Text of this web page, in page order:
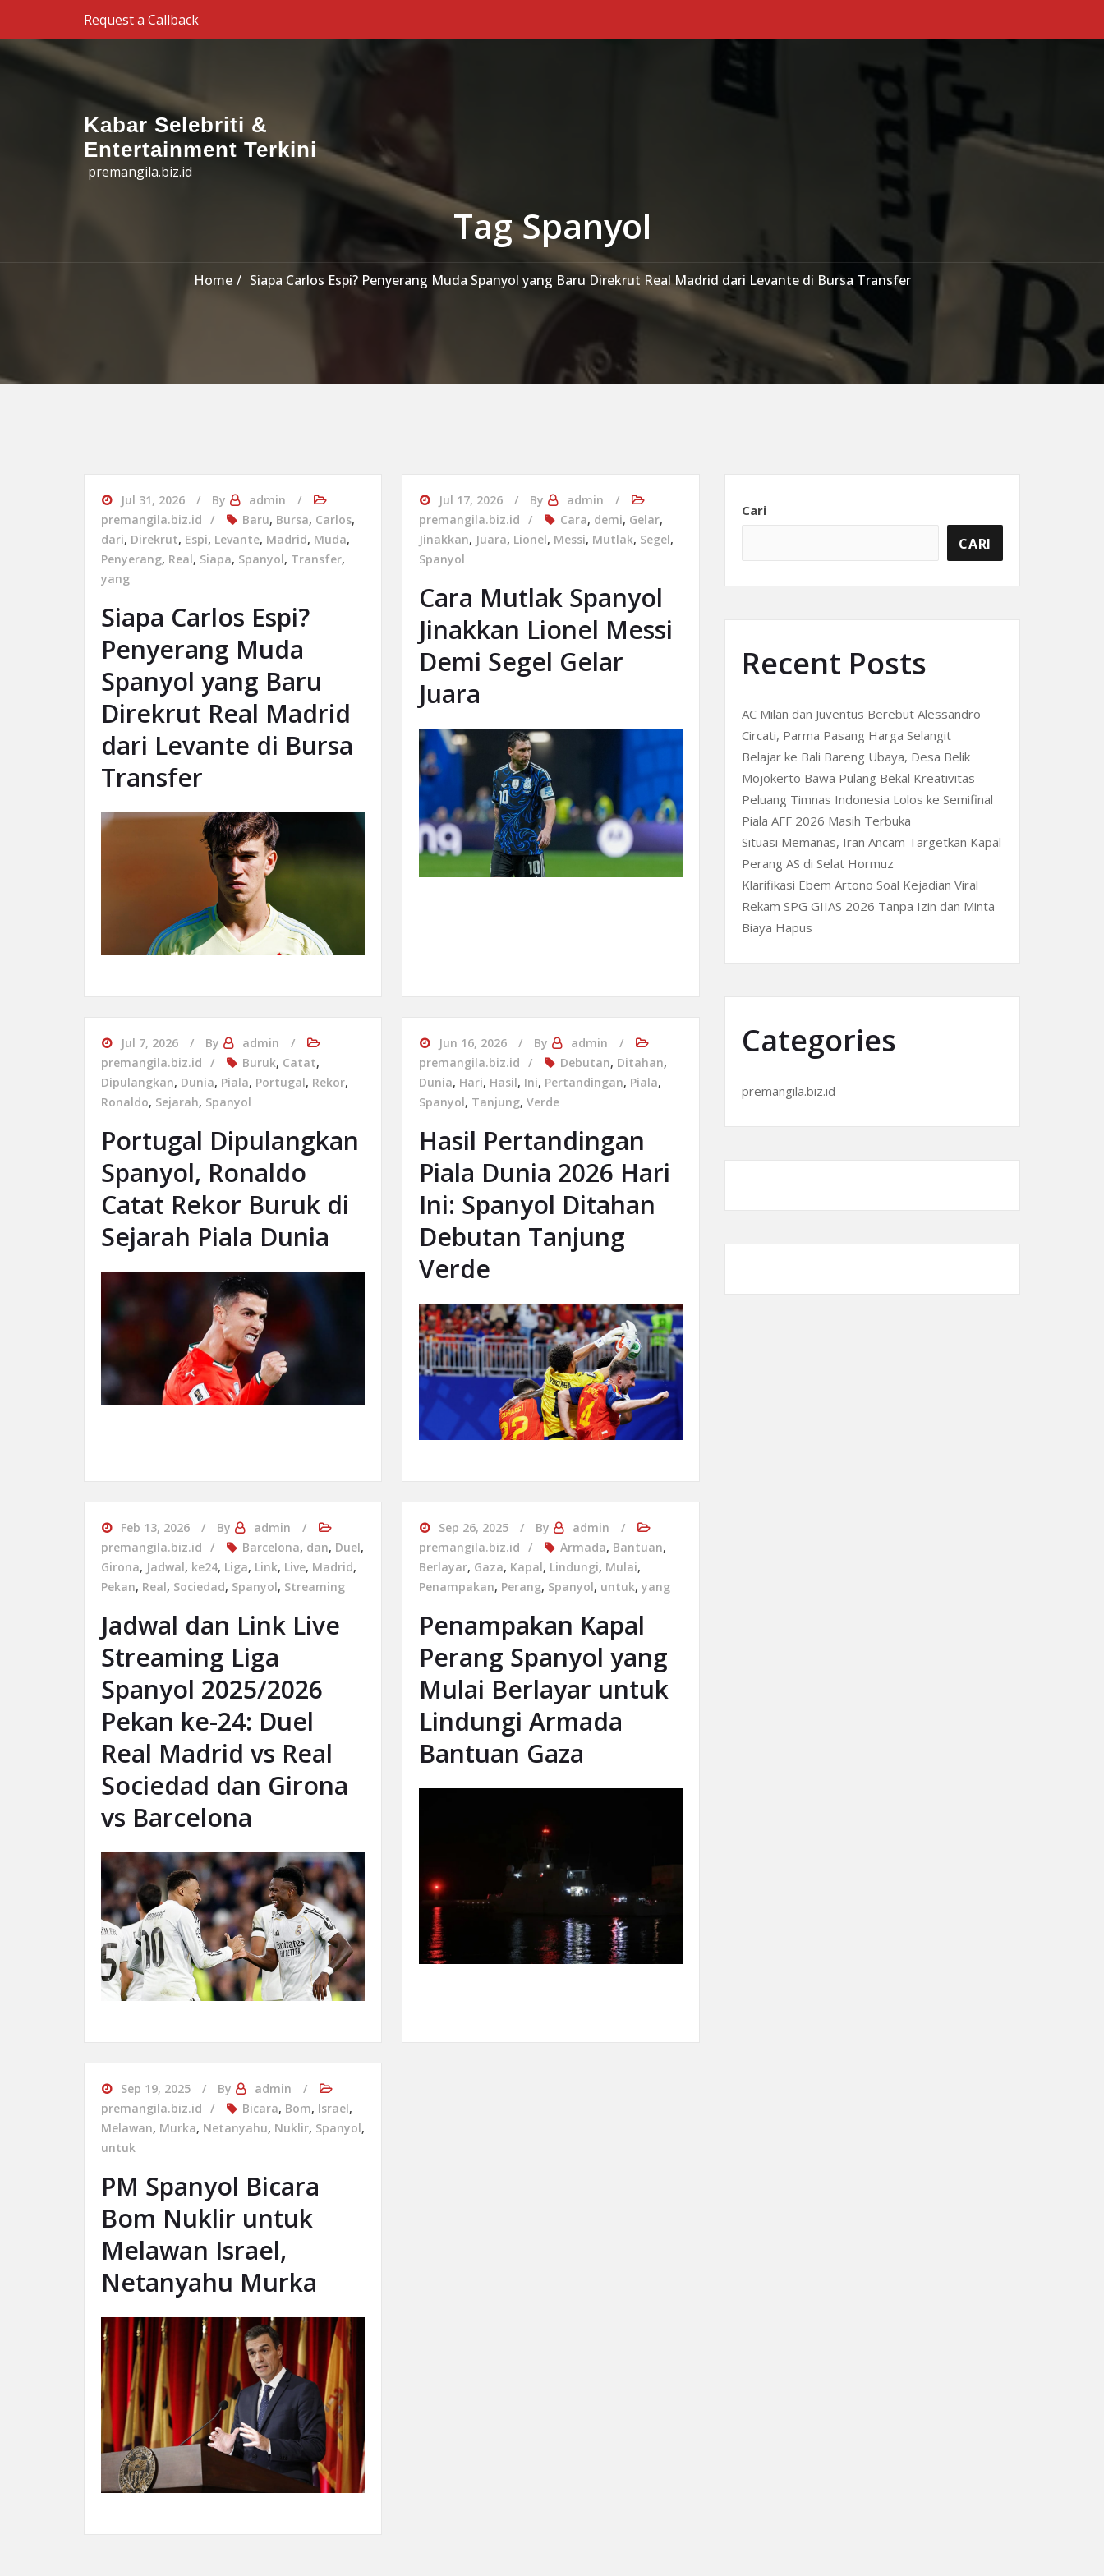
Skip to the contentRequest a Callback
Kabar Selebriti &
Entertainment Terkini
premangila.biz.id
Primary Menu
Tag Spanyol
Home Siapa Carlos Espi? Penyerang Muda Spanyol yang Baru Direkrut Real Madrid dari Levante di Bursa Transfer
Jul 31, 2026 By
admin
premangila.biz.id
Baru, Bursa, Carlos,
dari, Direkrut, Espi, Levante, Madrid, Muda,
Penyerang, Real, Siapa, Spanyol, Transfer,
yang
Siapa Carlos Espi?
Penyerang Muda
Spanyol yang Baru
Direkrut Real Madrid
dari Levante di Bursa
Transfer
Jul 17, 2026 By
admin
premangila.biz.id
Cara, demi, Gelar,
Jinakkan, Juara, Lionel, Messi, Mutlak, Segel,
Spanyol
Cara Mutlak Spanyol
Jinakkan Lionel Messi
Demi Segel Gelar
Juara
Jul 7, 2026 By
admin
premangila.biz.id
Buruk, Catat,
Dipulangkan, Dunia, Piala, Portugal, Rekor,
Ronaldo, Sejarah, Spanyol
Portugal Dipulangkan
Spanyol, Ronaldo
Catat Rekor Buruk di
Sejarah Piala Dunia
Jun 16, 2026 By
admin
premangila.biz.id
Debutan, Ditahan,
Dunia, Hari, Hasil, Ini, Pertandingan, Piala,
Spanyol, Tanjung, Verde
Hasil Pertandingan
Piala Dunia 2026 Hari
Ini: Spanyol Ditahan
Debutan Tanjung
Verde
Feb 13, 2026 By
admin
premangila.biz.id
Barcelona, dan, Duel,
Girona, Jadwal, ke24, Liga, Link, Live, Madrid,
Pekan, Real, Sociedad, Spanyol, Streaming
Jadwal dan Link Live
Streaming Liga
Spanyol 2025/2026
Pekan ke-24: Duel
Real Madrid vs Real
Sociedad dan Girona
vs Barcelona
Sep 26, 2025 By
admin
premangila.biz.id
Armada, Bantuan,
Berlayar, Gaza, Kapal, Lindungi, Mulai,
Penampakan, Perang, Spanyol, untuk, yang
Penampakan Kapal
Perang Spanyol yang
Mulai Berlayar untuk
Lindungi Armada
Bantuan Gaza
Sep 19, 2025 By
admin
premangila.biz.id
Bicara, Bom, Israel,
Melawan, Murka, Netanyahu, Nuklir, Spanyol,
untuk
PM Spanyol Bicara
Bom Nuklir untuk
Melawan Israel,
Netanyahu Murka
Cari
CARI
Recent Posts
AC Milan dan Juventus Berebut Alessandro
Circati, Parma Pasang Harga Selangit
Belajar ke Bali Bareng Ubaya, Desa Belik
Mojokerto Bawa Pulang Bekal Kreativitas
Peluang Timnas Indonesia Lolos ke Semifinal
Piala AFF 2026 Masih Terbuka
Situasi Memanas, Iran Ancam Targetkan Kapal
Perang AS di Selat Hormuz
Klarifikasi Ebem Artono Soal Kejadian Viral
Rekam SPG GIIAS 2026 Tanpa Izin dan Minta
Biaya Hapus
Categories
premangila.biz.id